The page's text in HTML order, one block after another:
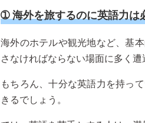
➀ 海外を旅するのに英語力は
海外のホテルや観光地など、基
さなければならない場面に多く遭
もちろん、十分な英語力を持っ
きるでしょう。